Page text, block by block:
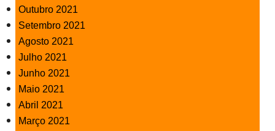
Outubro 2021
Setembro 2021
Agosto 2021
Julho 2021
Junho 2021
Maio 2021
Abril 2021
Março 2021